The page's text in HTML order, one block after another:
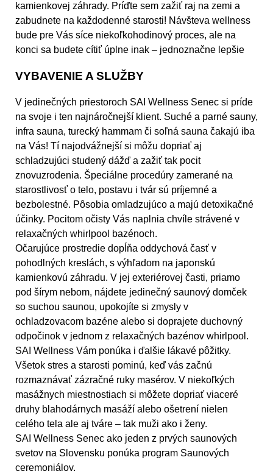
kamienkovej záhrady. Príďte sem zažiť raj na zemi a
zabudnete na každodenné starosti! Návšteva wellness
bude pre Vás síce niekoľkohodinový proces, ale na
konci sa budete cítiť úplne inak – jednoznačne lepšie
VYBAVENIE A SLUŽBY
V jedinečných priestoroch SAI Wellness Senec si príde
na svoje i ten najnáročnejší klient. Suché a parné sauny,
infra sauna, turecký hammam či soľná sauna čakajú iba
na Vás! Tí najodvážnejší si môžu dopriať aj
schladzujúci studený dážď a zažiť tak pocit
znovuzrodenia. Špeciálne procedúry zamerané na
starostlivosť o telo, postavu i tvár sú príjemné a
bezbolestné. Pôsobia omladzujúco a majú detoxikačné
účinky. Pocitom očisty Vás naplnia chvíle strávené v
relaxačných whirlpool bazénoch.
Očarujúce prostredie dopĺňa oddychová časť v
pohodlných kreslách, s výhľadom na japonskú
kamienkovú záhradu. V jej exteriérovej časti, priamo
pod šírym nebom, nájdete jedinečný saunový domček
so suchou saunou, upokojíte si zmysly v
ochladzovacom bazéne alebo si doprajete duchovný
odpočinok v jednom z relaxačných bazénov whirlpool.
SAI Wellness Vám ponúka i ďalšie lákavé pôžitky.
Všetok stres a starosti pominú, keď vás začnú
rozmaznávať zázračné ruky masérov. V niekoľkých
masážnych miestnostiach si môžete dopriať viaceré
druhy blahodárnych masáží alebo ošetrení nielen
celého tela ale aj tváre – tak muži ako i ženy.
SAI Wellness Senec ako jeden z prvých saunových
svetov na Slovensku ponúka program Saunových
ceremoniálov.